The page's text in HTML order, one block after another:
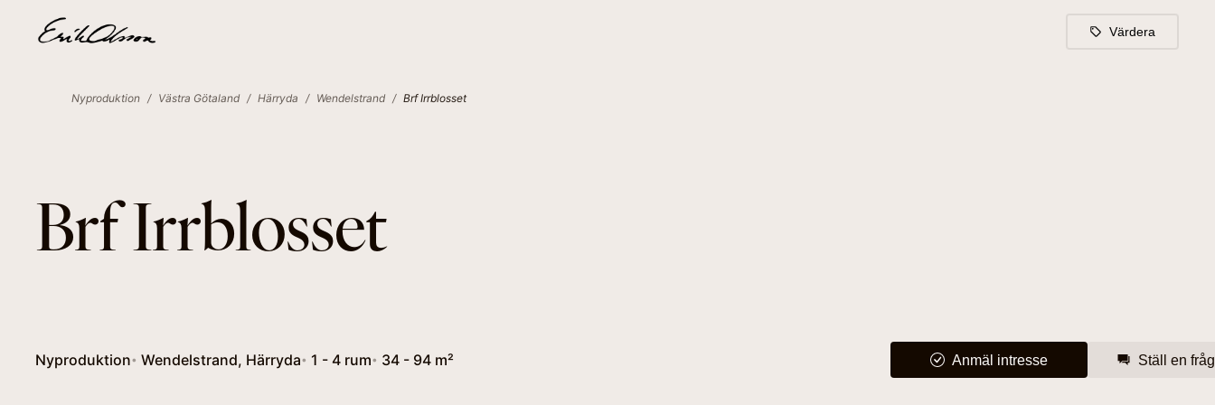
Värdera
Nyproduktion / Västra Götaland / Härryda / Wendelstrand / Brf Irrblosset
Brf Irrblosset
Nyproduktion• Wendelstrand, Härryda• 1 - 4 rum• 34 - 94 m² Anmäl intresse Ställ en